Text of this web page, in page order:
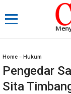
Home » Hukum
Pengedar
Sita